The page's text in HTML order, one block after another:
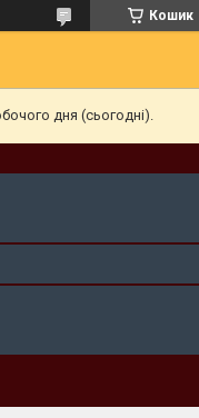
Кошик
дня (сьогодні).